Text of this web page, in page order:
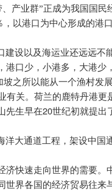
产业群”正成为我国国民
，以港口为中心形成的港
设以及海运业还远远不
口少，小港多，大港
坡之所以能从一个渔村发
有关。荷兰的鹿特丹港
先生早在20世纪初就提出
大通道工程，架设中
快速走向世界的需要
界各国的经济贸易往